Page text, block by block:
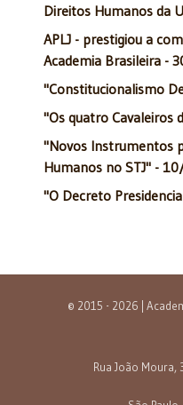
Direitos Humanos da
APLJ - prestigiou a
Academia Brasileira -
"Constitucionalismo
"Os quatro
"Novos Instrumentos
Humanos no STJ" -
"O Decreto
© 2015 - 2026 |
Rua João Moura,